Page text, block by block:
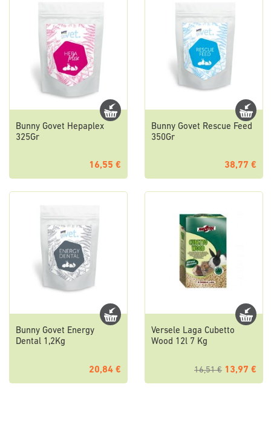
Bunny Govet Hepaplex
325Gr
16,55 €
Bunny Govet Rescue Feed
350Gr
38,77 €
Bunny Govet Energy
Dental 1,2Kg
20,84 €
Versele Laga Cubetto
Wood 12l 7 Kg
16,51 € 13,97 €